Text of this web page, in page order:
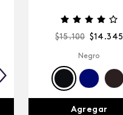
$15.100 $14 .345
Negro
Agregar